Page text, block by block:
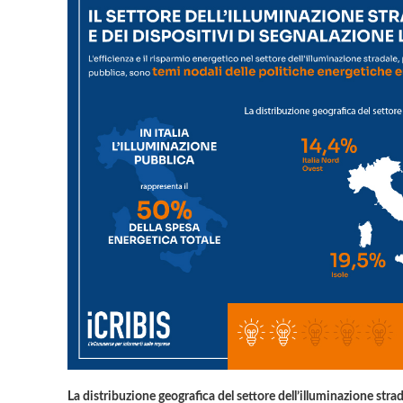
La distribuzione geografica del settore dell’illuminazione